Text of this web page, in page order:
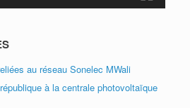
au réseau Sonelec MWali
à la centrale photovoltaïque